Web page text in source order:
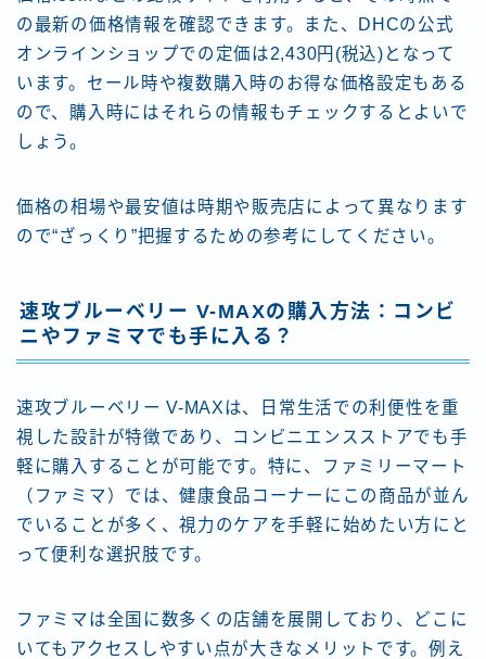
の最新の価格情報を確認できます。また、DHCの公式
オンラインショップでの定価は2,430円(税込)となって
います。セール時や複数購入時のお得な価格設定もある
ので、購入時にはそれらの情報もチェックするとよいで
しょう。
価格の相場や最安値は時期や販売店によって異なります
ので“ざっくり”把握するための参考にしてください。
速攻ブルーベリー V-MAXの購入方法：コンビ
ニやファミマでも手に入る？
速攻ブルーベリー V-MAXは、日常生活での利便性を重
視した設計が特徴であり、コンビニエンスストアでも手
軽に購入することが可能です。特に、ファミリーマート
（ファミマ）では、健康食品コーナーにこの商品が並ん
でいることが多く、視力のケアを手軽に始めたい方にと
って便利な選択肢です。
ファミマは全国に数多くの店舗を展開しており、どこに
いてもアクセスしやすい点が大きなメリットです。例え